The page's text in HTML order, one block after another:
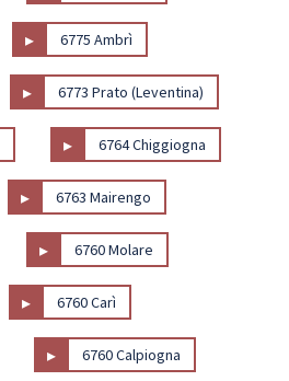
▸ 6775 Ambrì
▸ 6773 Prato (Leventina)
▸ 6764 Chiggiogna
▸ 6763 Mairengo
▸ 6760 Molare
▸ 6760 Carì
▸ 6760 Calpiogna